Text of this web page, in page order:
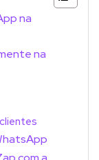
na
na